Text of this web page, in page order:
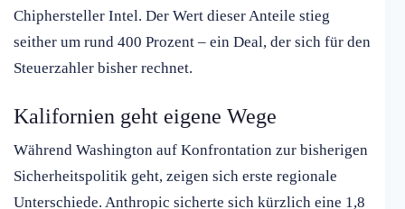
Chiphersteller Intel. Der Wert dieser Anteile stieg
seither um rund 400 Prozent – ein Deal, der sich für den
Steuerzahler bisher rechnet.
Kalifornien geht eigene Wege
Während Washington auf Konfrontation zur bisherigen
Sicherheitspolitik geht, zeigen sich erste regionale
Unterschiede. Anthropic sicherte sich kürzlich eine 1,8